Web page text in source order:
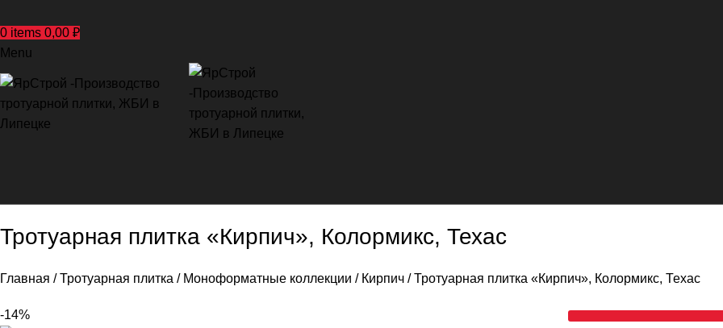
0 items 0,00 ₽
Menu
Тротуарная плитка «Кирпич», Колормикс, Техас
Главная Тротуарная плитка Моноформатные коллекции Кирпич Тротуарная плитка «Кирпич», Колормикс, Техас
-14%